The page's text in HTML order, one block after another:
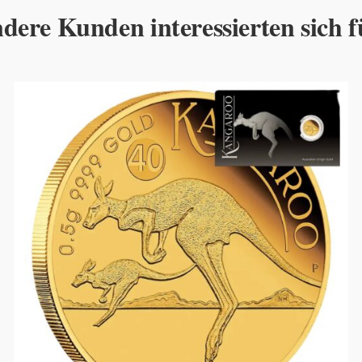
Kunden interessierten sich